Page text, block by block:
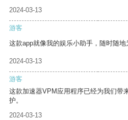
2024-03-13
游客
这款app就像我的娱乐小助手，随时随地
2024-03-13
游客
这款加速器VPM应用程序已经为我们带
护。
2024-03-13